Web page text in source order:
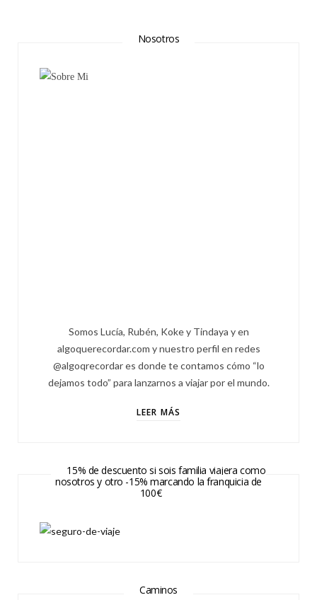
Nosotros
Somos Lucía, Rubén, Koke y Tindaya y en
algoquerecordar.com y nuestro perfil en redes
@algoqrecordar es donde te contamos cómo “lo
dejamos todo” para lanzarnos a viajar por el mundo.
LEER MÁS
15% de descuento si sois familia viajera como
nosotros y otro -15% marcando la franquicia de
100€
Caminos